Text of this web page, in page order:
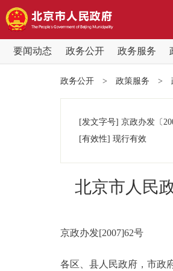
要闻动态 政务公开 政务服务
党中央精神
市领导
政策兑现
政务公开 > 政策服务 >
[发文字号] 京政办发 〔
[有效性] 现行有效
北京市人民
京政办发[2007]62号
各区、县人民政府，市政